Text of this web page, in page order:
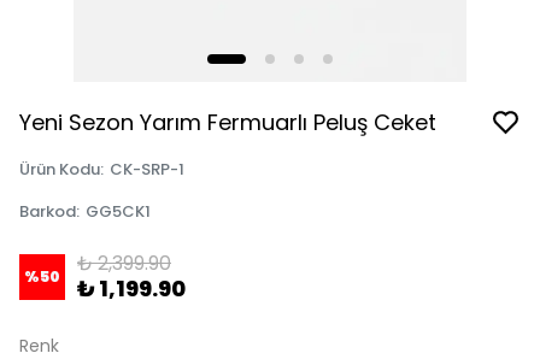
Yeni Sezon Yarım Fermuarlı Peluş Ceket
Ürün Kodu: CK-SRP-1
Barkod: GG5CK1
%50 ₺ 2,399.90
₺ 1,199.90
Renk